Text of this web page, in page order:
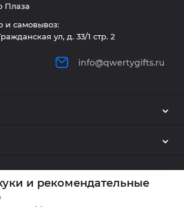
Плаза
и самовывоз:
ул, д. 33/1 стр. 2
info@qwertygifts.ru
и рекомендательные